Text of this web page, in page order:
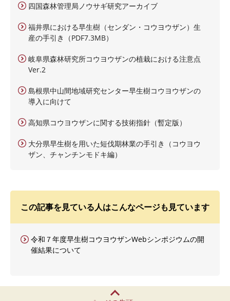
四国森林管理局ノウサギ研究アーカイブ
福井県における早生樹（センダン・コウヨウザン）生
産の手引き（PDF7.3MB）
岐阜県森林研究所コウヨウザンの植栽における注意点
Ver.2
島根県中山間地域研究センター早生樹コウヨウザンの
導入に向けて
高知県コウヨウザンに関する技術指針（暫定版）
大分県早生樹を用いた短伐期林業の手引き（コウヨウ
ザン、チャンチンモドキ編）
この記事を見ている人はこんなページも見ています
令和７年度早生樹コウヨウザンWebシンポジウムの開
催結果について